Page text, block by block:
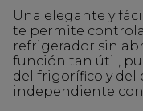
Una elegante y
te permite
refrigerador sin
función tan útil,
del frigorífico y del
independiente